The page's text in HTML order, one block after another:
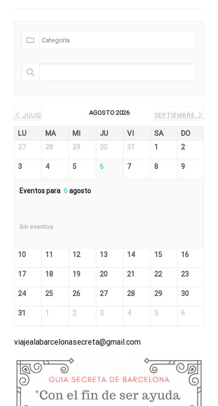
JULIO AGOSTO 2026 SEPTIEMBRE
LU MA MI JU VI SA DO
27 28 29 30 31 1 2
3 4 5 6 7 8 9
Eventos para 6agosto
Sin eventos
10 11 12 13 14 15 16
17 18 19 20 21 22 23
24 25 26 27 28 29 30
31 1 2 3 4 5 6
viajealabarcelonasecreta@gmail.com